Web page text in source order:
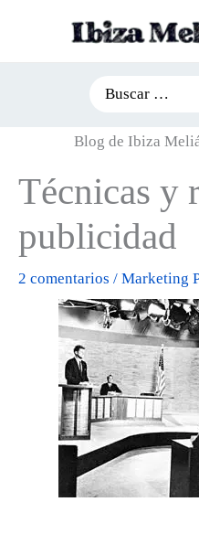
for:
Blog de Ibiza
Técnicas y
publicidad
2 comentarios / Marketing